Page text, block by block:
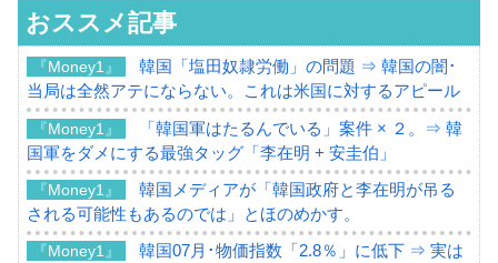
おススメ記事
『Money1』
韓国「塩田奴隷労働」の問題 ⇒ 韓国の闇･
当局は全然アテにならない。これは米国に対するアピール
『Money1』
「韓国軍はたるんでいる」案件 × ２。⇒ 韓
国軍をダメにする最強タッグ「李在明 + 安圭伯」
『Money1』
韓国メディアが「韓国政府と李在明が吊る
される可能性もあるのでは」とほのめかす。
『Money1』
韓国07月･物価指数「2.8％」に低下 ⇒ 実は